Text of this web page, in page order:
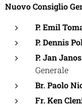
Nuovo Consiglio
P. Emil
P. Dennis
P. Jan
Generale
Br. Paolo
Fr. Ken